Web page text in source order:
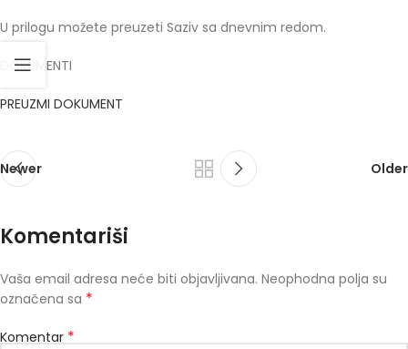
U prilogu možete preuzeti Saziv sa dnevnim redom.
DOKUMENTI
PREUZMI DOKUMENT
Newer Older
Komentariši
Vaša email adresa neće biti objavljivana. Neophodna polja su
označena sa *
Komentar *